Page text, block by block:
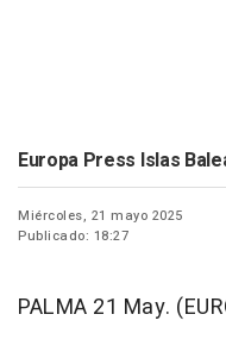
Europa Press Islas
Miércoles, 21 mayo 2025
Publicado: 18:27
PALMA 21 May.